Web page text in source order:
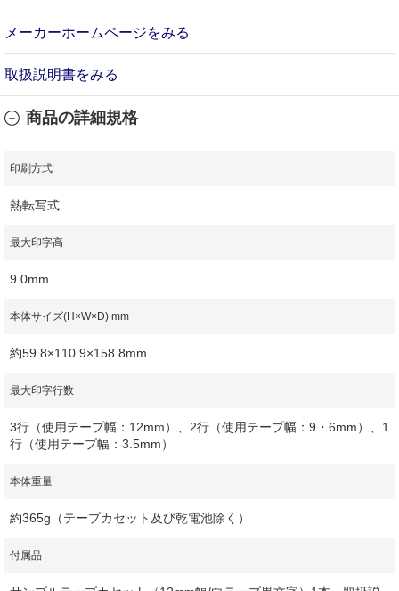
メーカーホームページをみる
取扱説明書をみる
商品の詳細規格
印刷方式
熱転写式
最大印字高
9.0mm
本体サイズ(H×W×D) mm
約59.8×110.9×158.8mm
最大印字行数
3行（使用テープ幅：12mm）、2行（使用テープ幅：9・6mm）、1
行（使用テープ幅：3.5mm）
本体重量
約365g（テープカセット及び乾電池除く）
付属品